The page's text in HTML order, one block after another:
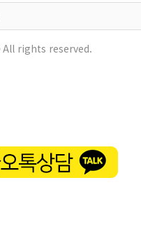
All rights reserved.